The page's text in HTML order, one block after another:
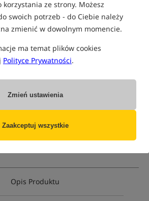
ze strony. Możesz
swoich potrzeb - do Ciebie należy
zmienić w dowolnym momencie.
ma temat plików cookies
Polityce Prywatności.
Zmień ustawienia
Zaakceptuj wszystkie
magazynie"
Opis Produktu